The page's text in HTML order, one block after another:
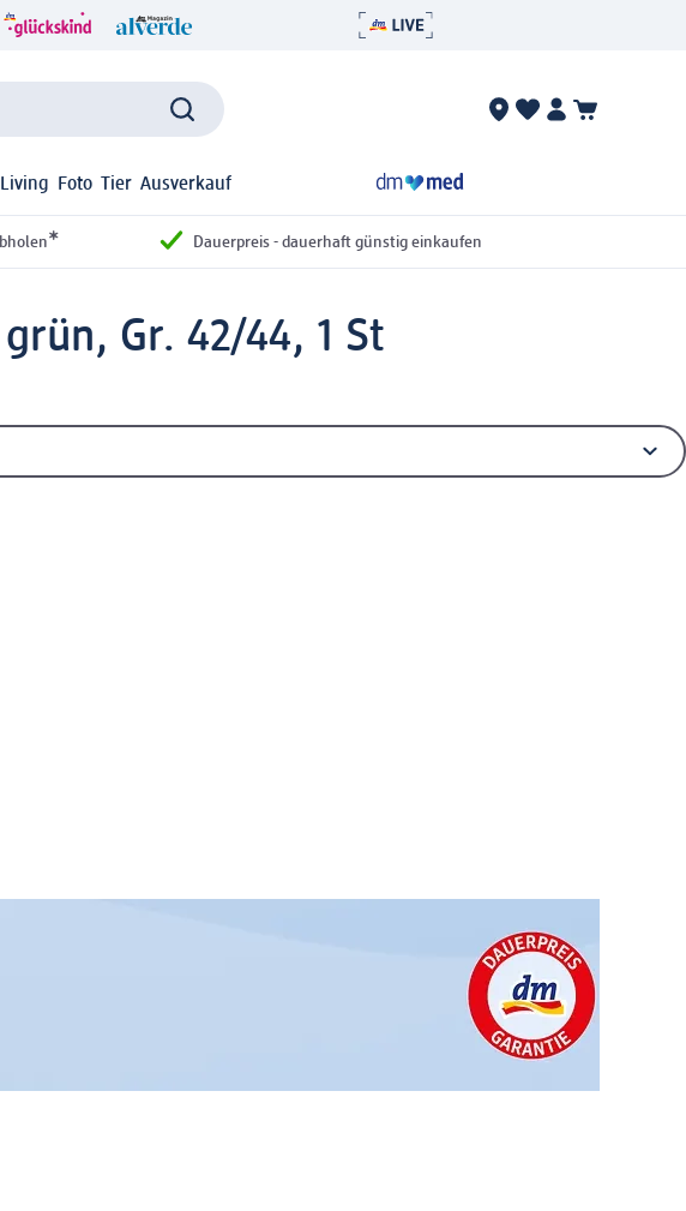
Foto Tier Ausverkauf
* Dauerpreis - dauerhaft günstig einkaufen
Gr. 42/44, 1 St